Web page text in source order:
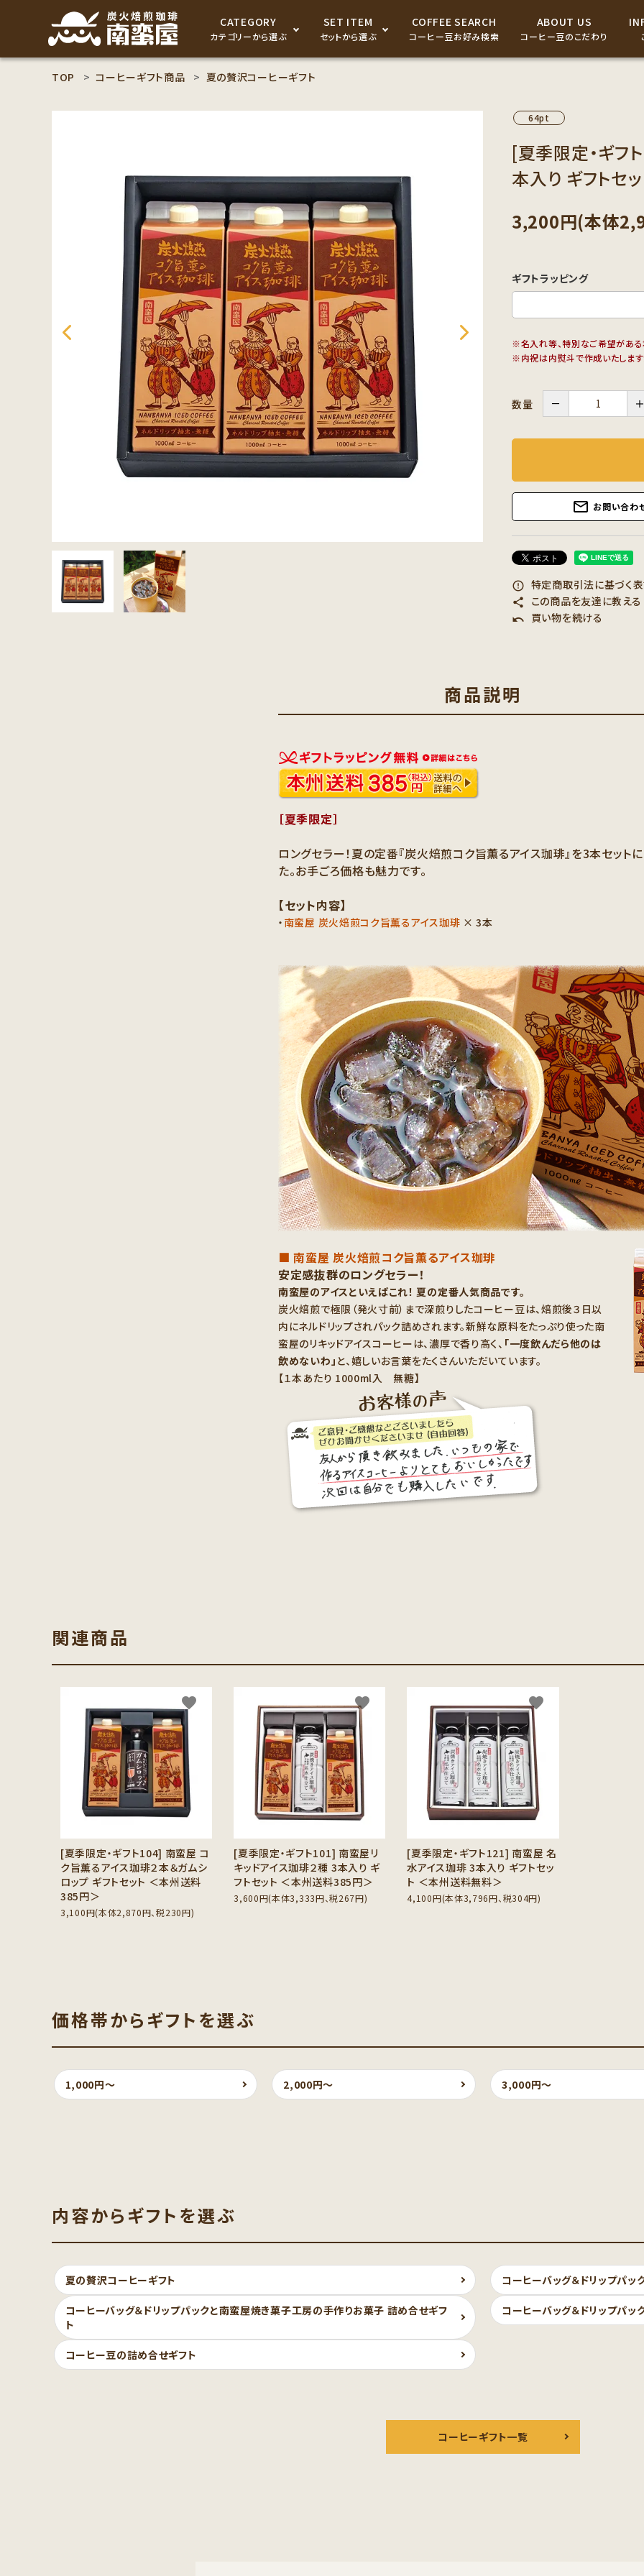
CATEGORY
カテゴリーから選ぶ
コーヒーギフト商品
SET ITEM
セットから選ぶ
COFFEE SEARCH
コーヒー豆お好み検索
ABOUT US
コーヒー豆のこだわり
search
person
セット商品から探す
TOP コーヒーギフト商品 夏の贅沢コーヒーギフト
64pt
[夏季限定・ギフ
本入り ギフトセ
3,200円(本体
ギフトラッピング
※名入れ等、特別なご希望があ
※内祝は内熨斗で作成いたします
数量 －
mail_outline お問い合わ
error_outline 特定商取引法に基づく
share この商品を友達に教える
undo 買い物を続ける
商品説明
［夏季限定］
ロングセラー！夏の定番『炭火焙煎コク旨薫るアイス珈琲』を3本セット
た。お手ごろ価格も魅力です。
【セット内容】
・ 南蛮屋 炭火焙煎コク旨薫るアイス珈琲 × 3本
■ 南蛮屋 炭火焙煎コク旨薫るアイス珈琲
安定感抜群のロングセラー！
南蛮屋のアイスといえばこれ！ 夏の定番人気商品です。
炭火焙煎で極限（発火寸前）まで深煎りしたコーヒー豆は、焙煎後３日以
内にネルドリップされパック詰めされます。新鮮な原料をたっぷり使った南
蛮屋のリキッドアイスコーヒーは、濃厚で香り高く、 「一度飲んだら他のは
飲めないわ」 と、嬉しいお言葉をたくさんいただいています。
【１本あたり 1000ml入 無糖】
関連商品
[夏季限定・ギフト104] 南蛮屋 コ
ク旨薫るアイス珈琲２本＆ガムシ
ロップ ギフトセット ＜本州送料
385円＞
3,100円(本体2,870円、税230円)
favorite
[夏季限定・ギフト101] 南蛮屋リ
キッドアイス珈琲２種 3本入り ギ
フトセット ＜本州送料385円＞
3,600円(本体3,333円、税267円)
favorite
[夏季限定・ギフト121] 南蛮屋 名
水アイス珈琲 3本入り ギフトセッ
ト ＜本州送料無料＞
4,100円(本体3,796円、税304円)
favorite
価格帯からギフトを選ぶ
1,000円〜 2,000円〜 3,000円〜
内容からギフトを選ぶ
夏の贅沢コーヒーギフト コーヒーバッグ＆ドリップパ
コーヒーバッグ＆ドリップパックと南蛮屋焼き菓子工房の手作りお菓子 詰め合せギフ
ト
コーヒーバッグ＆ドリップパッ
コーヒー豆の詰め合せギフト
コーヒーギフト一覧